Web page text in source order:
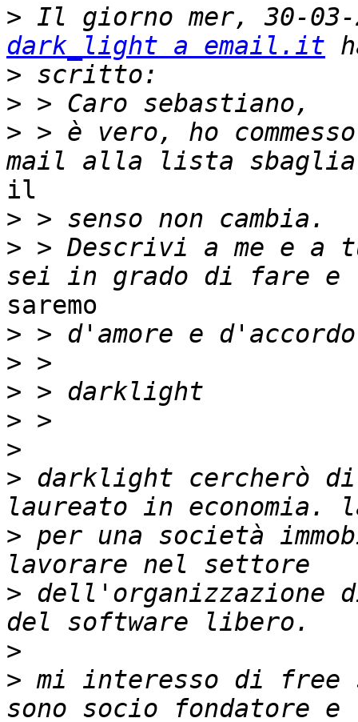
>
dark_light a email.it
>
>
> > è vero, ho
il
>
> > Descrivi a me e
saremo
>
>
>
>
>
> darklight cercherò
> per una società
> dell'organizzazione
>
> mi interesso di free